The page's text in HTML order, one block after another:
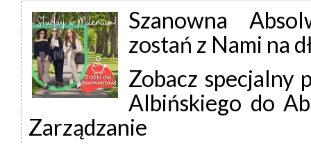
Szanowna
zostań z Nami na
Zobacz specjalny
Albińskiego do
Zarządzanie